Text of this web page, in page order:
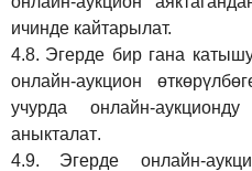
ичинде кайтарылат.
4.8. Эгерде бир гана
онлайн-аукцион өткөрүлбө
учурда онлайн-
аныкталат.
4.9.
Эгерде онлайн-